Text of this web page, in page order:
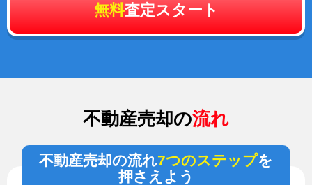
無料査定スタート
不動産売却の流れ
不動産売却の流れ7つのステップを
押さえよう